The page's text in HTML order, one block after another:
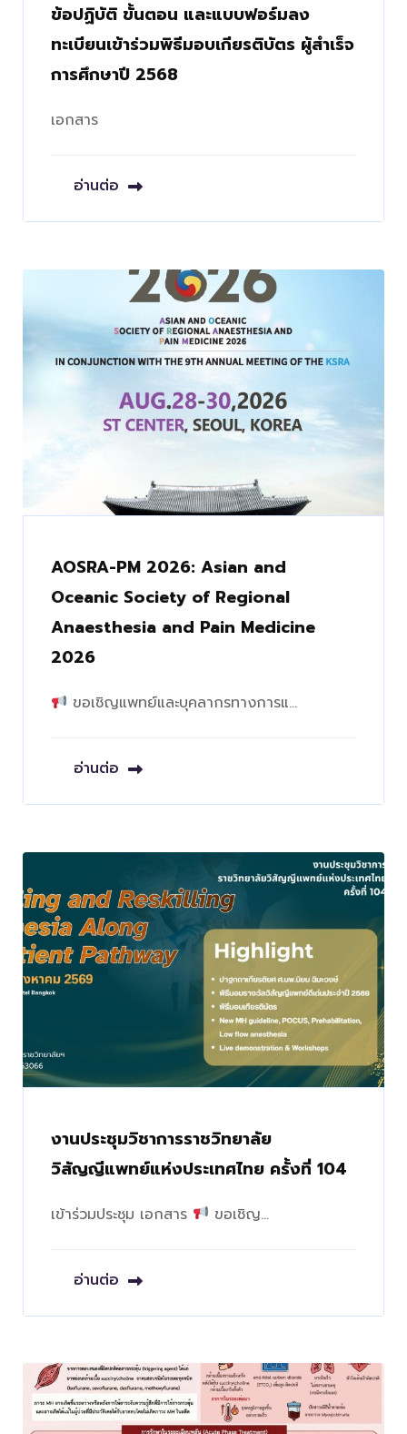
ข้อปฏิบัติ ขั้นตอน และแบบฟอร์มลง
ทะเบียนเข้าร่วมพิธีมอบเกียรติบัตร ผู้สำเร็จ
การศึกษาปี 2568
เอกสาร
อ่านต่อ
AOSRA-PM 2026: Asian and
Oceanic Society of Regional
Anaesthesia and Pain Medicine
2026
ขอเชิญแพทย์และบุคลากรทางการแ…
อ่านต่อ
งานประชุมวิชาการราชวิทยาลัย
วิสัญญีแพทย์แห่งประเทศไทย ครั้งที่ 104
เข้าร่วมประชุม เอกสาร ขอเชิญ…
อ่านต่อ